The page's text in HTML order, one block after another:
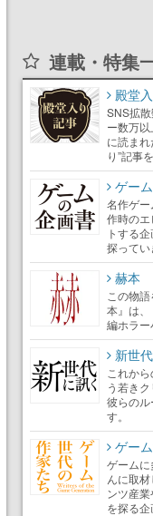
連載・特集
殿堂
SNS拡
ー数万
に読まれ
り”記事
ゲー
名作ゲ
作時の
トする
探ってい
赫本
この物
本』は
編ホラー
新世
これか
う若きク
彼らのル
す。
ゲー
ゲーム
んに取
ンツ産
を探る企